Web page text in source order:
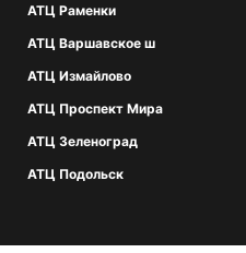
АТЦ Раменки
АТЦ Варшавское ш
АТЦ Измайлово
АТЦ Проспект Мира
АТЦ Зеленоград
АТЦ Подольск